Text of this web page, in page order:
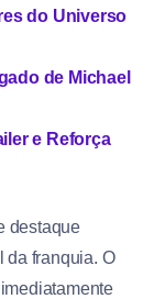
do Universo
de Michael
e Reforça
destaque
da franquia. O